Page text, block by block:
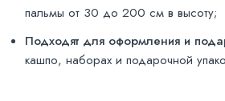
пальмы от 30 до 200 см в высоту;
Подходят для оформления и
кашпо, наборах и подарочной